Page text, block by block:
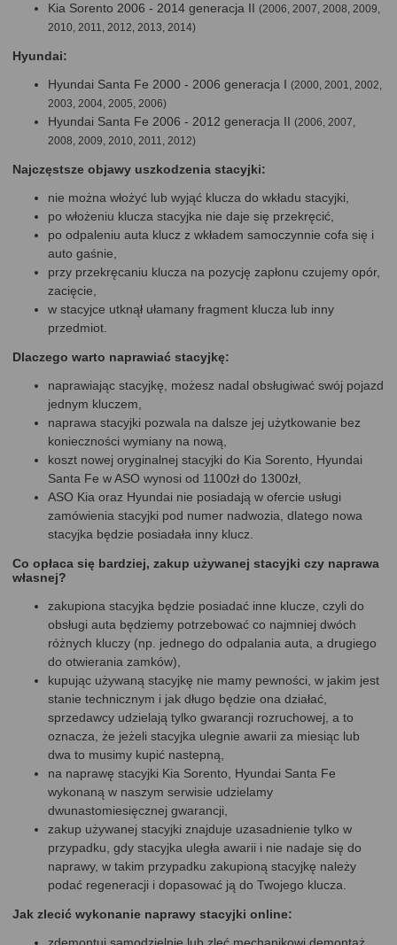
Kia Sorento 2006 - 2014 generacja II (2006, 2007, 2008, 2009,
2010, 2011, 2012, 2013, 2014)
Hyundai:
Hyundai Santa Fe 2000 - 2006 generacja I (2000, 2001, 2002,
2003, 2004, 2005, 2006)
Hyundai Santa Fe 2006 - 2012 generacja II (2006, 2007,
2008, 2009, 2010, 2011, 2012)
Najczęstsze objawy uszkodzenia stacyjki:
nie można włożyć lub wyjąć klucza do wkładu stacyjki,
po włożeniu klucza stacyjka nie daje się przekręcić,
po odpaleniu auta klucz z wkładem samoczynnie cofa się i
auto gaśnie,
przy przekręcaniu klucza na pozycję zapłonu czujemy opór,
zacięcie,
w stacyjce utknął ułamany fragment klucza lub inny
przedmiot.
Dlaczego warto naprawiać stacyjkę:
naprawiając stacyjkę, możesz nadal obsługiwać swój pojazd
jednym kluczem,
naprawa stacyjki pozwala na dalsze jej użytkowanie bez
konieczności wymiany na nową,
koszt nowej oryginalnej stacyjki do Kia Sorento, Hyundai
Santa Fe w ASO wynosi od 1100zł do 1300zł,
ASO Kia oraz Hyundai nie posiadają w ofercie usługi
zamówienia stacyjki pod numer nadwozia, dlatego nowa
stacyjka będzie posiadała inny klucz.
Co opłaca się bardziej, zakup używanej stacyjki czy naprawa
własnej?
zakupiona stacyjka będzie posiadać inne klucze, czyli do
obsługi auta będziemy potrzebować co najmniej dwóch
różnych kluczy (np. jednego do odpalania auta, a drugiego
do otwierania zamków),
kupując używaną stacyjkę nie mamy pewności, w jakim jest
stanie technicznym i jak długo będzie ona działać,
sprzedawcy udzielają tylko gwarancji rozruchowej, a to
oznacza, że jeżeli stacyjka ulegnie awarii za miesiąc lub
dwa to musimy kupić nastepną,
na naprawę stacyjki Kia Sorento, Hyundai Santa Fe
wykonaną w naszym serwisie udzielamy
dwunastomiesięcznej gwarancji,
zakup używanej stacyjki znajduje uzasadnienie tylko w
przypadku, gdy stacyjka uległa awarii i nie nadaje się do
naprawy, w takim przypadku zakupioną stacyjkę należy
podać regeneracji i dopasować ją do Twojego klucza.
Jak zlecić wykonanie naprawy stacyjki online: